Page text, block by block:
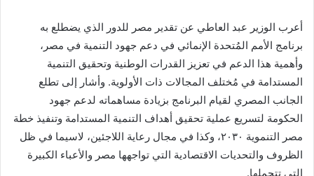
أعرب الوزير عبد العاطي عن تقدير مصر للدور الذي يضطلع به
برنامج الأمم المُتحدة الإنمائي في دعم جهود التنمية في مصر،
وأهمية هذا الدعم في تعزيز القدرات الوطنية وتحقيق التنمية
المستدامة في مُختلف المجالات ذات الأولوية. وأشار إلى تطلع
الجانب المصري لقيام البرنامج بزيادة مساهماته لدعم جهود
الحكومة لتسريع عملية تحقيق أهداف التنمية المستدامة وتنفيذ خطة
مصر التنموية ٢٠٣٠، وكذا في مجال رعاية اللاجئين، لاسيما في ظل
الظروف والتحديات الاقتصادية التي تواجهها مصر والأعباء الكبيرة
التي تتحملها.